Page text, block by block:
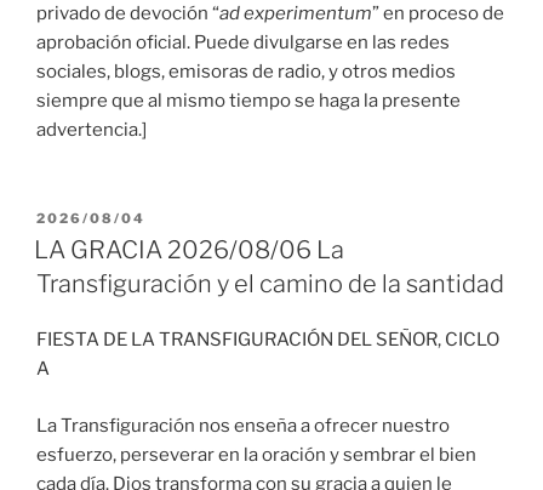
privado de devoción “ad experimentum” en proceso de
aprobación oficial. Puede divulgarse en las redes
sociales, blogs, emisoras de radio, y otros medios
siempre que al mismo tiempo se haga la presente
advertencia.]
PUBLICADO
EL
2026/08/04
LA GRACIA 2026/08/06 La
Transfiguración y el camino de la santidad
FIESTA DE LA TRANSFIGURACIÓN DEL SEÑOR, CICLO
A
La Transfiguración nos enseña a ofrecer nuestro
esfuerzo, perseverar en la oración y sembrar el bien
cada día. Dios transforma con su gracia a quien le